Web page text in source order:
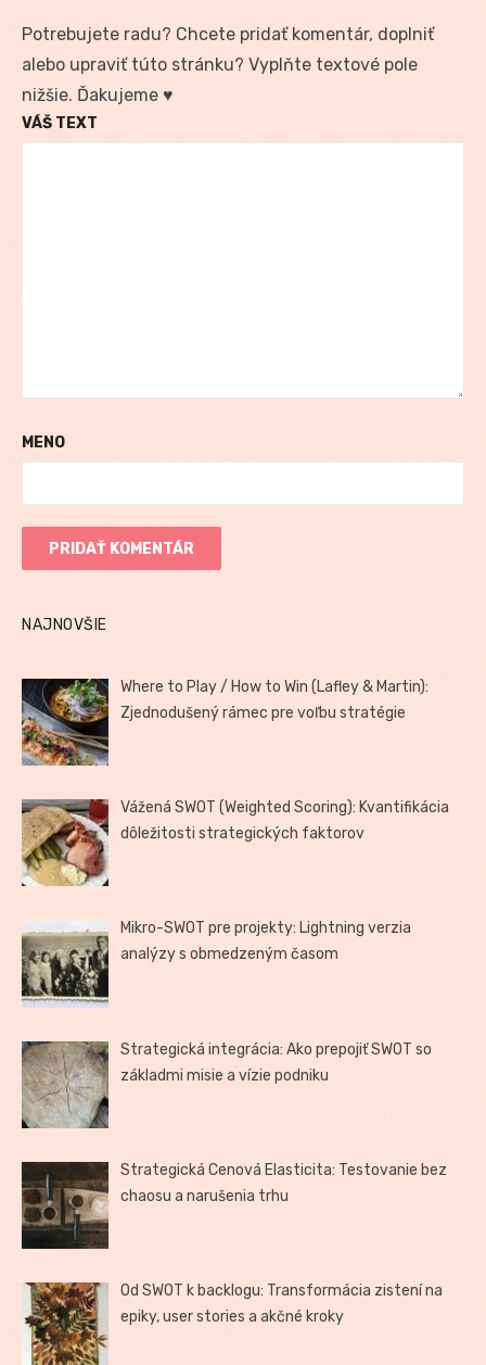
Potrebujete radu? Chcete pridať komentár, doplniť
alebo upraviť túto stránku? Vyplňte textové pole
nižšie. Ďakujeme ♥
VÁŠ TEXT
MENO
NAJNOVŠIE
Where to Play / How to Win (Lafley & Martin):
Zjednodušený rámec pre voľbu stratégie
Vážená SWOT (Weighted Scoring): Kvantifikácia
dôležitosti strategických faktorov
Mikro-SWOT pre projekty: Lightning verzia
analýzy s obmedzeným časom
Strategická integrácia: Ako prepojiť SWOT so
základmi misie a vízie podniku
Strategická Cenová Elasticita: Testovanie bez
chaosu a narušenia trhu
Od SWOT k backlogu: Transformácia zistení na
epiky, user stories a akčné kroky